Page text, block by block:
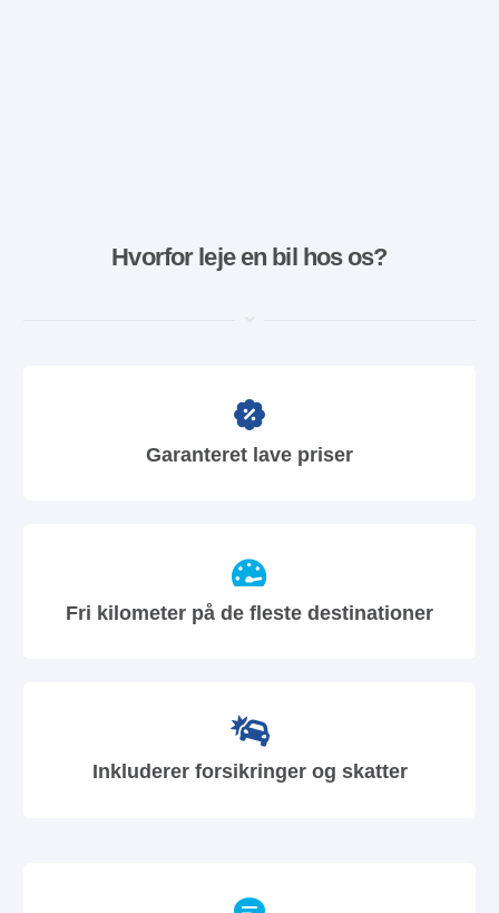
Hvorfor leje en bil hos os?
Garanteret lave priser
Fri kilometer på de fleste destinationer
Inkluderer forsikringer og skatter